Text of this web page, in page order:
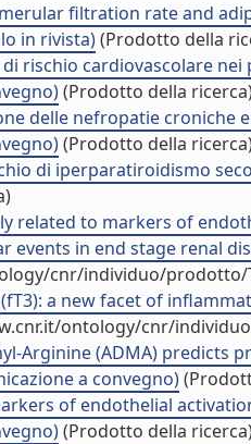
filtration rate and
in rivista)(Prodotto della
rischio cardiovascolare
(Prodotto della
delle nefropatie croniche
(Prodotto della
di iperparatiroidismo
related to markers of
events in end stage renal
cnr/individuo/prodotto/
a new facet of
ontology/cnr/
Arginine (ADMA) predicts
a convegno)
of endothelial
(Prodotto della